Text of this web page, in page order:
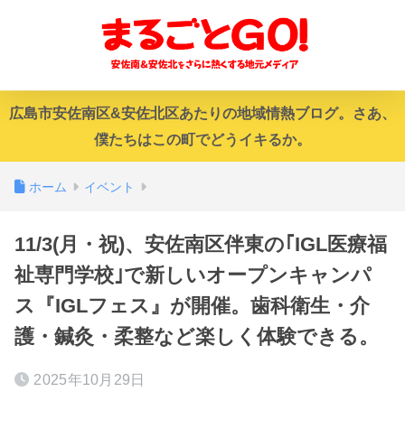
広島市安佐南区&安佐北区あたりの地域情熱ブログ。さあ、
僕たちはこの町でどうイキるか。
ホーム イベント
11/3(月・祝)、安佐南区伴東の｢IGL医療福
祉専門学校｣で新しいオープンキャンパ
ス『IGLフェス』が開催。歯科衛生・介
護・鍼灸・柔整など楽しく体験できる。
2025年10月29日